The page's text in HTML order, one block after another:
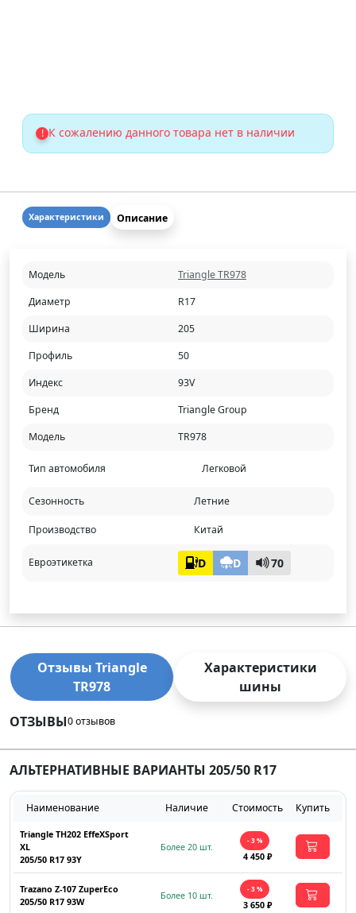
! К сожалению данного товара нет в наличии
Характеристики Описание
Модель
Triangle TR978
Диаметр
R17
Ширина
205
Профиль
50
Индекс
93V
Бренд
Triangle Group
Модель
TR978
Тип автомобиля Легковой
Сезонность Летние
Производство Китай
Евроэтикетка D D 70
Отзывы Triangle
TR978
Характеристики
шины
ОТЗЫВЫ0 отзывов
АЛЬТЕРНАТИВНЫЕ ВАРИАНТЫ 205/50 R17
Наименование Наличие Стоимость Купить
Triangle TH202 EffeXSport
XL
205/50 R17 93Y
Более 20 шт.
- 3 %
4 450 ₽
Trazano Z-107 ZuperEco
205/50 R17 93W
Более 10 шт.
- 3 %
3 650 ₽